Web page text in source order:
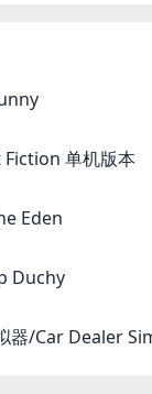
双影奇境/Split Fiction 单机版本
Eden
Duchy
器/Car Dealer